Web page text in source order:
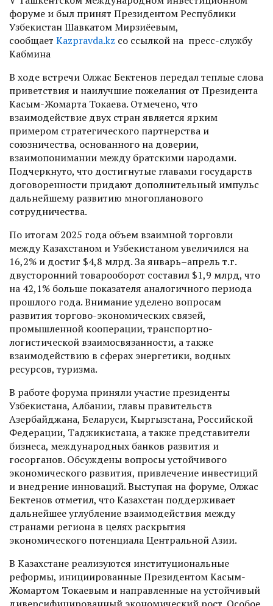
форуме и был принят Президентом Республики
Узбекистан Шавкатом Мирзиёевым,
сообщает Kazpravda.kz со ссылкой на пресс-службу
Кабмина
В ходе встречи Олжас Бектенов передал теплые слова
приветствия и наилучшие пожелания от Президента
Касым-Жомарта Токаева. Отмечено, что
взаимодействие двух стран является ярким
примером стратегического партнерства и
союзничества, основанного на доверии,
взаимопонимании между братскими народами.
Подчеркнуто, что достигнутые главами государств
договоренности придают дополнительный импульс
дальнейшему развитию многопланового
сотрудничества.
По итогам 2025 года объем взаимной торговли
между Казахстаном и Узбекистаном увеличился на
16,2% и достиг $4,8 млрд. За январь–апрель т.г.
двусторонний товарооборот составил $1,9 млрд, что
на 42,1% больше показателя аналогичного периода
прошлого года. Внимание уделено вопросам
развития торгово-экономических связей,
промышленной кооперации, транспортно-
логистической взаимосвязанности, а также
взаимодействию в сферах энергетики, водных
ресурсов, туризма.
В работе форума приняли участие президенты
Узбекистана, Албании, главы правительств
Азербайджана, Беларуси, Кыргызстана, Российской
Федерации, Таджикистана, а также представители
бизнеса, международных банков развития и
госорганов. Обсуждены вопросы устойчивого
экономического развития, привлечение инвестиций
и внедрение инноваций. Выступая на форуме, Олжас
Бектенов отметил, что Казахстан поддерживает
дальнейшее углубление взаимодействия между
странами региона в целях раскрытия
экономического потенциала Центральной Азии.
В Казахстане реализуются институциональные
реформы, инициированные Президентом Касым-
Жомартом Токаевым и направленные на устойчивый